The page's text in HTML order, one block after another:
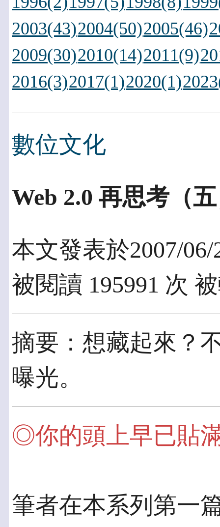
2003(43)2004(50)2005(46)
2009(30)2010(14)2011(9)
2016(3)2017(1)2020(1)
數位文化
Web 2.0 再思考（
本文發表於2007/06/
被閱讀 195991 次
摘要：想藏起來？
曝光。
◎你的頭上早已貼
筆者在本系列第一